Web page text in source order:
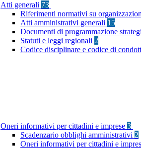
Atti generali 73
Riferimenti normativi su
Atti amministrativi generali 15
Documenti di programmazione
Statuti e leggi regionali 2
Codice disciplinare e codice di
Oneri informativi per cittadini e imprese 3
Scadenzario obblighi amministrativi 2
Oneri informativi per cittadini e